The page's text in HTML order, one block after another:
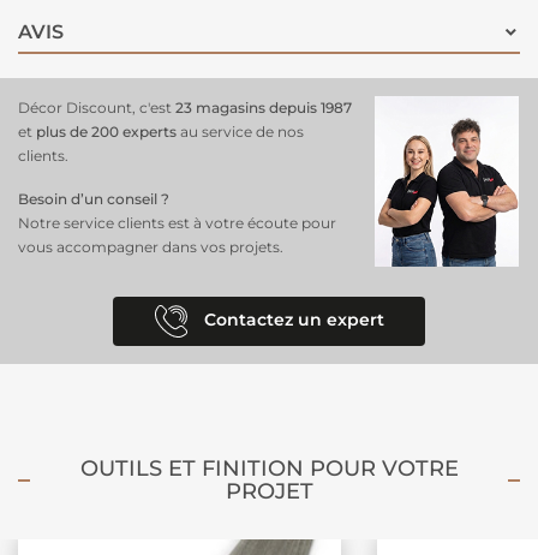
AVIS
Décor Discount, c'est 23 magasins depuis 1987
et plus de 200 experts au service de nos
clients.
Besoin d’un conseil ?
Notre service clients est à votre écoute pour
vous accompagner dans vos projets.
Contactez un expert
OUTILS ET FINITION POUR VOTRE
PROJET